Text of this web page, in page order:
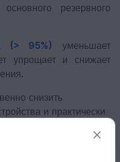
резервного
(> 95%)
уменьшает
упрощает и снижает
снизить
и практически